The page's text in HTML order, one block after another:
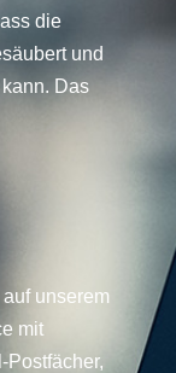
die
und
Das
auf unserem
mit
Postfächer,